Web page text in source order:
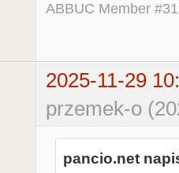
ABBUC Member
2025-11-29
przemek-o
pancio.net